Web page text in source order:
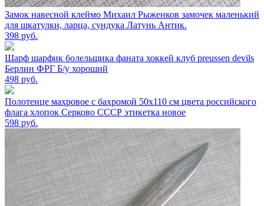
Замок навесной клеймо Михаил Рыженков замочек маленький
для шкатулки, ларца, сундука Латунь Антик.
398 руб.
Шарф шарфик болельщика фаната хоккей клуб preussen devils
Берлин ФРГ Б/у хороший
498 руб.
Полотенце махровое с бахромой 50х110 см цвета российского
флага хлопок Серково СССР этикетка новое
598 руб.